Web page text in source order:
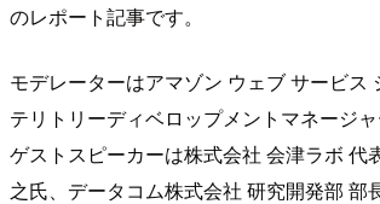
のレポート記事です。
モデレーターはアマゾン ウェブ サービス
テリトリーディベロップメントマネージャ
ゲストスピーカーは株式会社 会津ラボ
之氏、データコム株式会社 研究開発部 部